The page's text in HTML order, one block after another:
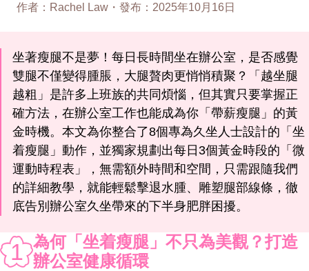
作者 ： Rachel Law ・ 發布 ： 2025年10月16日
坐著瘦腿不是夢！每日長時間坐在辦公室，是否感覺
雙腿不僅變得腫脹，大腿贅肉更悄悄積聚？「越坐腿
越粗」是許多上班族的共同煩惱，但其實只要掌握正
確方法，在辦公室工作也能成為你「帶薪瘦腿」的黃
金時機。本文為你整合了8個專為久坐人士設計的「坐
着瘦腿」動作，並獨家規劃出每日3個黃金時段的「微
運動時程表」，無需額外時間和空間，只需跟隨我們
的詳細教學，就能輕鬆擊退水腫、雕塑腿部線條，徹
底告別辦公室久坐帶來的下半身肥胖困擾。
1 為何「坐着瘦腿」不只為美觀？打造
辦公室健康循環